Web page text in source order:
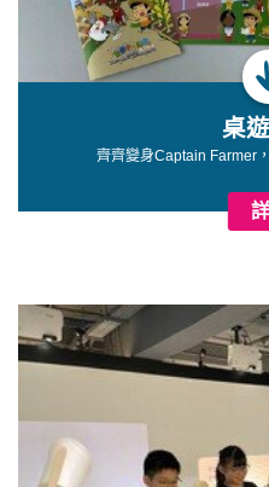
桌
齊齊變身Captain Farmer